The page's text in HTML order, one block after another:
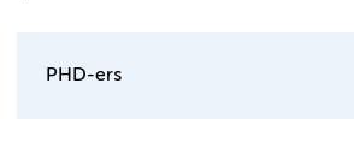
PHD-ers